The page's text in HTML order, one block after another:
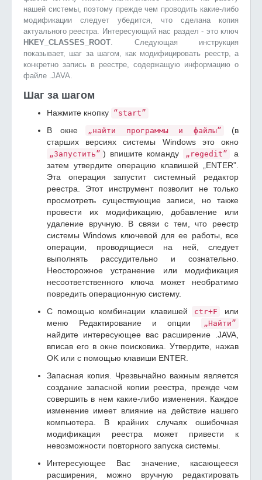
нашей системы, поэтому прежде чем проводить какие-либо
модификации следует убедится, что сделана копия
актуального реестра. Интересующий нас раздел - это ключ
HKEY_CLASSES_ROOT. Следующая инструкция
показывает, шаг за шагом, как модифицировать реестр, а
конкретно запись в реестре, содержащую информацию о
файле .JAVA.
Шаг за шагом
Нажмите кнопку “start”
В окне „найти программы и файлы”
(в
старших версиях системы Windows это окно
„Запустить” ) впишите команду „regedit”
а
затем утвердите операцию клавишей „ENTER”.
Эта операция запустит системный редактор
реестра. Этот инструмент позволит не только
просмотреть существующие записи, но также
провести их модификацию, добавление или
удаление вручную. В связи с тем, что реестр
системы Windows ключевой для ее работы, все
операции, проводящиеся на ней, следует
выполнять рассудительно и сознательно.
Неосторожное устранение или модификация
несоответственного ключа может необратимо
повредить операционную систему.
С помощью комбинации клавишей
ctr+F
или
меню Редактирование и опции
„Найти”
найдите интересующее вас расширение .JAVA,
вписав его в окне поисковика. Утвердите, нажав
OK или с помощью клавиши ENTER.
Запасная копия. Чрезвычайно важным является
создание запасной копии реестра, прежде чем
совершить в нем какие-либо изменения. Каждое
изменение имеет влияние на действие нашего
компьютера. В крайних случаях ошибочная
модификация реестра может привести к
невозможности повторного запуска системы.
Интересующее Вас значение, касающееся
расширения, можно вручную редактировать